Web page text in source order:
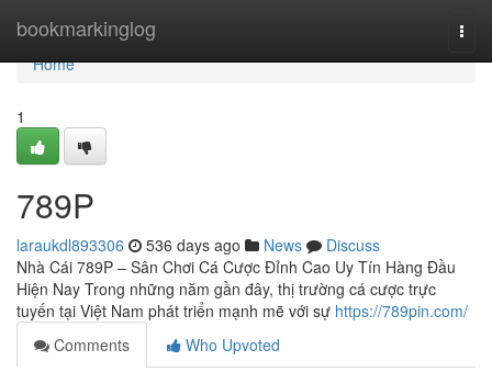
bookmarkinglog
Home
Home
1
789P
laraukdl893306 536 days ago News
Discuss
Nhà Cái 789P – Sân Chơi Cá Cược Đỉnh Cao Uy Tín Hàng Đầu
Hiện Nay Trong những năm gần đây, thị trường cá cược trực
tuyến tại Việt Nam phát triển mạnh mẽ với sự https://789pin.com/
Comments
Who Upvoted